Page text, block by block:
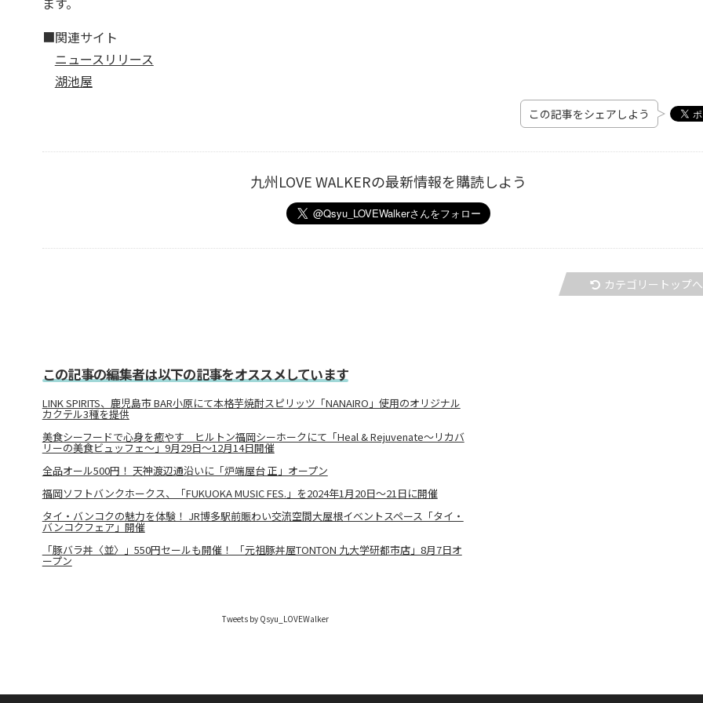
■関連サイト
ニュースリリース
湖池屋
この記事をシェアしよう
九州LOVE WALKERの最新情報を購読しよう
カテゴリートップへ
この記事の編集者は以下の記事をオススメしています
LINK SPIRITS、鹿児島市 BAR小原にて本格芋焼酎スピリッツ「NANAIRO」使用のオリジナル
カクテル3種を提供
美食シーフードで心身を癒やす ヒルトン福岡シーホークにて「Heal & Rejuvenate～リカバ
リーの美食ビュッフェ～」9月29日～12月14日開催
全品オール500円！ 天神渡辺通沿いに「炉端屋台 正」オープン
福岡ソフトバンクホークス、「FUKUOKA MUSIC FES.」を2024年1月20日～21日に開催
タイ・バンコクの魅力を体験！ JR博多駅前賑わい交流空間大屋根イベントスペース「タイ・
バンコクフェア」開催
「豚バラ丼〈並〉」550円セールも開催！ 「元祖豚丼屋TONTON 九大学研都市店」8月7日オ
ープン
Tweets by Qsyu_LOVEWalker